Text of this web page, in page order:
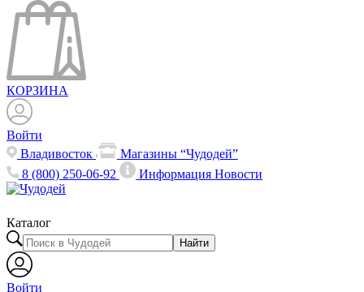
КОРЗИНА
Войти
Владивосток
Магазины “Чудодей”
8 (800) 250-06-92
ИнформацияНовости
Каталог
Найти
Войти